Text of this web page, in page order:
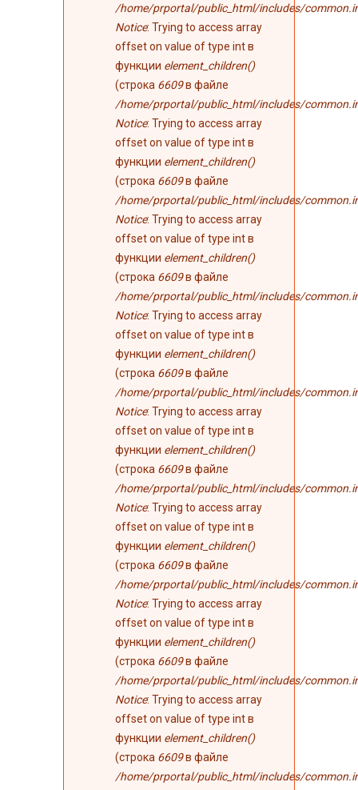
/home/prportal/public_html/includes/
Notice: Trying to access array
offset on value of type int в
функции element_children()
(строка 6609в файле
/home/prportal/public_html/includes/
Notice: Trying to access array
offset on value of type int в
функции element_children()
(строка 6609в файле
/home/prportal/public_html/includes/
Notice: Trying to access array
offset on value of type int в
функции element_children()
(строка 6609в файле
/home/prportal/public_html/includes/
Notice: Trying to access array
offset on value of type int в
функции element_children()
(строка 6609в файле
/home/prportal/public_html/includes/
Notice: Trying to access array
offset on value of type int в
функции element_children()
(строка 6609в файле
/home/prportal/public_html/includes/
Notice: Trying to access array
offset on value of type int в
функции element_children()
(строка 6609в файле
/home/prportal/public_html/includes/
Notice: Trying to access array
offset on value of type int в
функции element_children()
(строка 6609в файле
/home/prportal/public_html/includes/
Notice: Trying to access array
offset on value of type int в
функции element_children()
(строка 6609в файле
/home/prportal/public_html/includes/